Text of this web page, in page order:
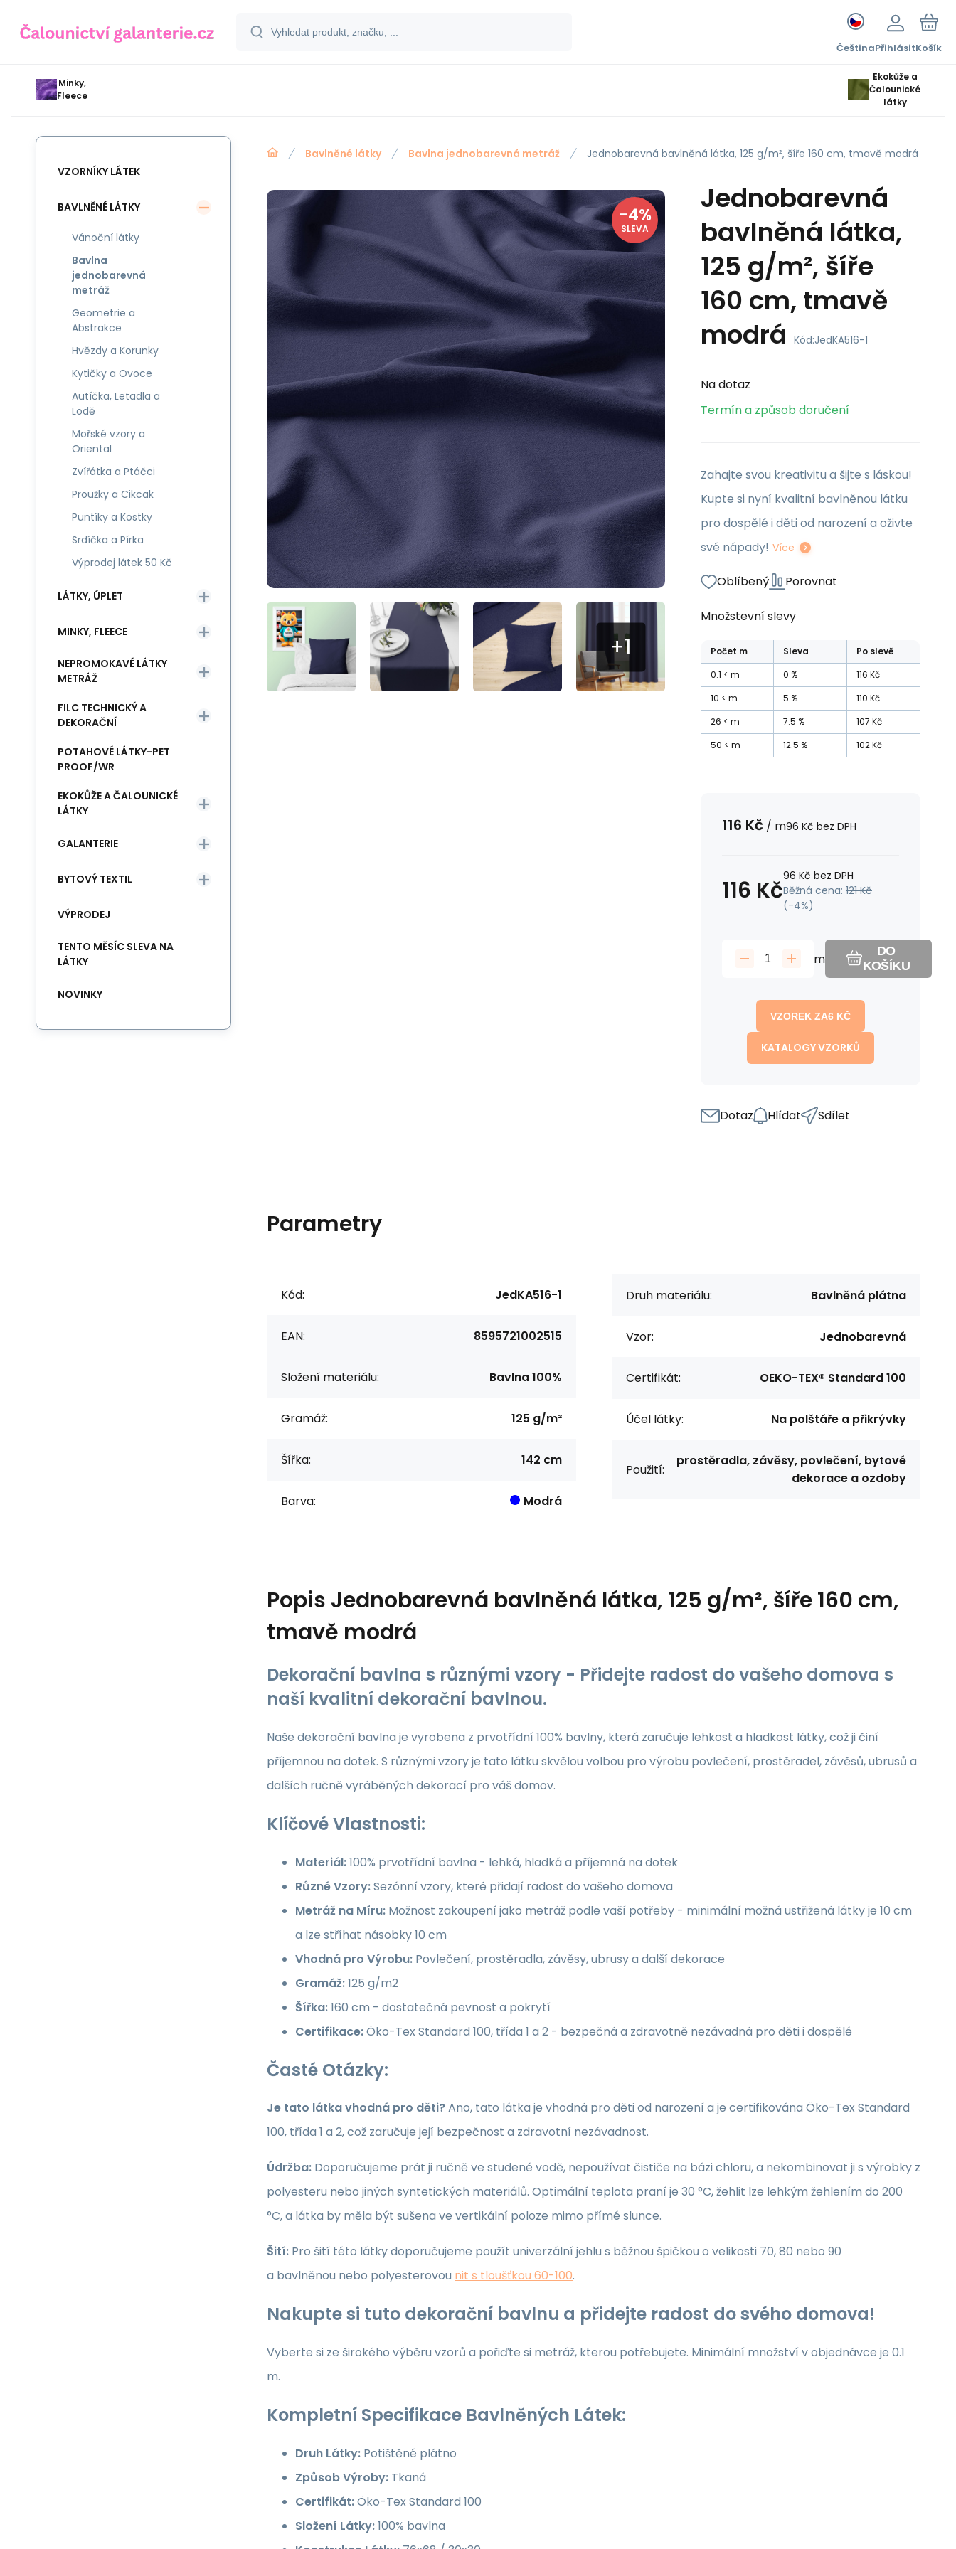
ČeštinaPřihlásitKošík
Minky,
Fleece
Ekokůže a
Čalounické
látky
Bavlněné látky Bavlna jednobarevná metráž Jednobarevná bavlněná látka, 125 g/m², šíře 160 cm, tmavě modrá
-4%
SLEVA
Jednobarevná
bavlněná látka,
125 g/m², šíře
160 cm, tmavě
modrá Kód:JedKA516-1
Na dotaz
Termín a způsob doručení
Zahajte svou kreativitu a šijte s láskou!
Kupte si nyní kvalitní bavlněnou látku
pro dospělé i děti od narození a oživte
své nápady! Více
Oblíbený Porovnat
Množstevní slevy
Počet m Sleva
Po slevě
0.1
m 0 % 116 Kč
10
m 5 % 110 Kč
26
m 7.5 % 107 Kč
50
m 12.5 % 102Kč
116 Kč / m96 Kč bez DPH
116 Kč96 Kč bez DPH
Běžná cena: 121 Kč
(-4%)
m
DO
KOŠÍKU
VZOREK ZA6 KČ
KATALOGY VZORKŮ
Dotaz Hlídat Sdílet
Parametry
Kód: JedKA516-1
EAN: 8595721002515
Složení materiálu: Bavlna 100%
Gramáž: 125 g/m²
Šířka: 142 cm
Barva: Modrá
Druh materiálu: Bavlněná plátna
Vzor: Jednobarevná
Certifikát: OEKO-TEX® Standard 100
Účel látky: Na polštáře a přikrývky
Použití:
prostěradla, závěsy, povlečení, bytové
dekorace a ozdoby
Popis Jednobarevná bavlněná látka, 125 g/m², šíře 160 cm,
tmavě modrá
Dekorační bavlna s různými vzory - Přidejte radost do vašeho domova s
naší kvalitní dekorační bavlnou.
Naše dekorační bavlna je vyrobena z prvotřídní 100% bavlny, která zaručuje lehkost a hladkost látky, což ji činí
příjemnou na dotek. S různými vzory je tato látku skvělou volbou pro výrobu povlečení, prostěradel, závěsů, ubrusů a
dalších ručně vyráběných dekorací pro váš domov.
Klíčové Vlastnosti:
Materiál:100% prvotřídní bavlna - lehká, hladká a příjemná na dotek
Různé Vzory:Sezónní vzory, které přidají radost do vašeho domova
Metráž na Míru: Možnost zakoupení jako metráž podle vaší potřeby - minimální možná ustřižená látky je 10 cm
a lze stříhat násobky 10 cm
Vhodná pro Výrobu: Povlečení, prostěradla, závěsy, ubrusy a další dekorace
Gramáž:125 g/m2
Šířka:160 cm - dostatečná pevnost a pokrytí
Certifikace:Öko-Tex Standard 100, třída 1 a 2 - bezpečná a zdravotně nezávadná pro děti i dospělé
Časté Otázky:
Je tato látka vhodná pro děti?Ano, tato látka je vhodná pro děti od narození a je certifikována Öko-Tex Standard
100, třída 1 a 2, což zaručuje její bezpečnost a zdravotní nezávadnost.
Údržba: Doporučujeme prát ji ručně ve studené vodě, nepoužívat čističe na bázi chloru, a nekombinovat ji s výrobky z
polyesteru nebo jiných syntetických materiálů. Optimální teplota praní je 30 °C, žehlit lze lehkým žehlením do 200
°C, a látka by měla být sušena ve vertikální poloze mimo přímé slunce.
Šití: Pro šití této látky doporučujeme použít univerzální jehlu s běžnou špičkou o velikosti 70, 80 nebo 90
a bavlněnou nebo polyesterovou nit s tloušťkou 60-100.
Nakupte si tuto dekorační bavlnu a přidejte radost do svého domova!
Vyberte si ze širokého výběru vzorů a pořiďte si metráž, kterou potřebujete. Minimální množství v objednávce je 0.1
m.
Kompletní Specifikace Bavlněných Látek:
Druh Látky: Potištěné plátno
Způsob Výroby: Tkaná
Certifikát:Öko-Tex Standard 100
Složení Látky:100% bavlna
VZORNÍKY LÁTEK
BAVLNĚNÉ LÁTKY
Vánoční látky
Bavlna
jednobarevná
metráž
Geometrie a
Abstrakce
Hvězdy a Korunky
Kytičky a Ovoce
Autíčka, Letadla a
Lodě
Mořské vzory a
Oriental
Zvířátka a Ptáčci
Proužky a Cikcak
Puntíky a Kostky
Srdíčka a Pírka
Výprodej látek 50 Kč
LÁTKY, ÚPLET
MINKY, FLEECE
NEPROMOKAVÉ LÁTKY
METRÁŽ
FILC TECHNICKÝ A
DEKORAČNÍ
POTAHOVÉ LÁTKY-PET
PROOF/WR
EKOKŮŽE A ČALOUNICKÉ
LÁTKY
GALANTERIE
BYTOVÝ TEXTIL
VÝPRODEJ
TENTO MĚSÍC SLEVA NA
LÁTKY
NOVINKY